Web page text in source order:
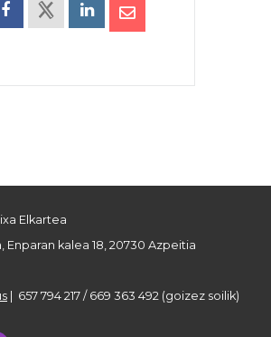
Elkartea
Enparan kalea 18, 20730 Azpeitia
| 657 794 217 / 669 363 492 (goizez soilik)